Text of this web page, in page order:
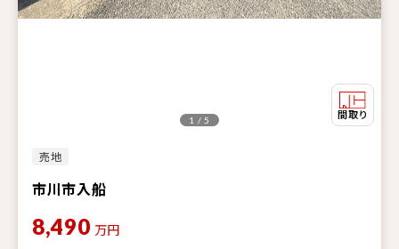
売地
市川市入船
1 / 5
8,490 万円